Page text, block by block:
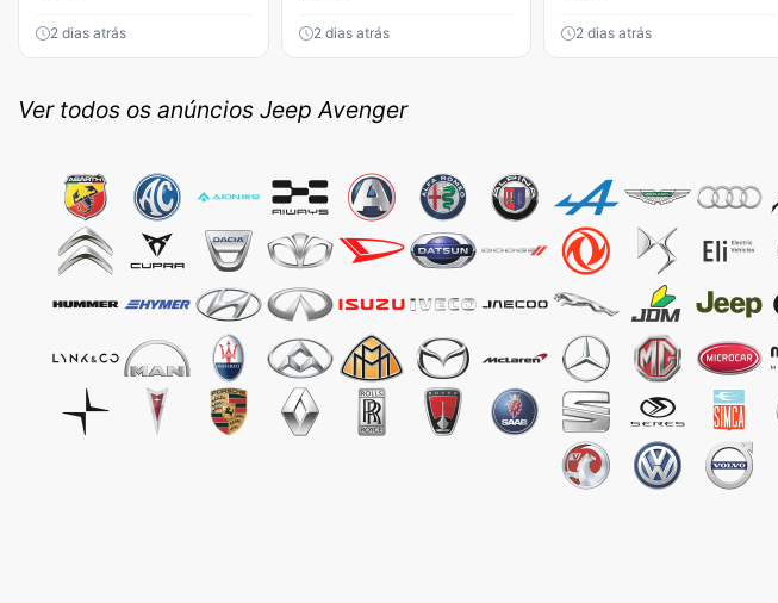
2 dias atrás 2 dias atrás 2 dias atrás
Ver todos os anúncios Jeep Avenger